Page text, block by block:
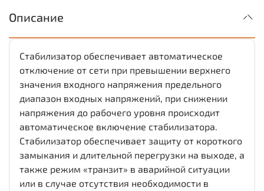
Описание
Стабилизатор обеспечивает автоматическое
отключение от сети при превышении верхнего
значения входного напряжения предельного
диапазон входных напряжений, при снижении
напряжения до рабочего уровня происходит
автоматическое включение стабилизатора.
Стабилизатор обеспечивает защиту от короткого
замыкания и длительной перегрузки на выходе, а
также режим «транзит» в аварийной ситуации
или в случае отсутствия необходимости в